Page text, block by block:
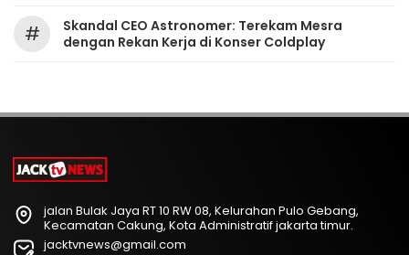
#
Skandal CEO Astronomer: Terekam Mesra
dengan Rekan Kerja di Konser Coldplay
jalan Bulak Jaya RT 10 RW 08, Kelurahan Pulo Gebang,
Kecamatan Cakung, Kota Administratif jakarta timur.
jacktvnews@gmail.com